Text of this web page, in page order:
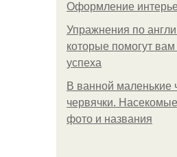
Оформление
Упражнения по
которые помогут вам
успеха
В ванной маленькие
червячки.
фото и названия